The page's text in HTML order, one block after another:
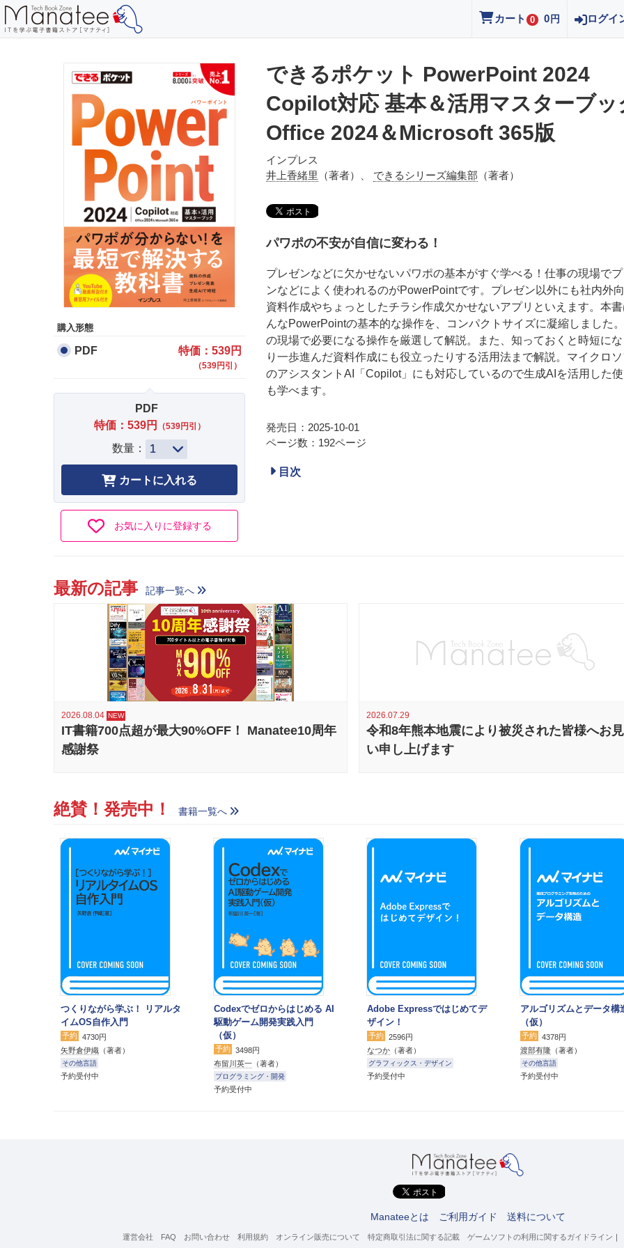
カート 0 0 円 ログイ
購入形態
PDF 特価：539円
（539円引）
PDF
特価：539円
（539円引）
数量：
お気に入りに登録する
できるポケット PowerPoint 2024
Copilot対応 基本＆活用マスターブッ
Office 2024＆Microsoft 365版
インプレス
井上香緒里
（著者）、 できるシリーズ編集部 （著者）
パワポの不安が自信に変わる！
プレゼンなどに欠かせないパワポの基本がすぐ学べる！仕事の現場で
ンなどによく使われるのがPowerPointです。プレゼン以外にも社内外
資料作成やちょっとしたチラシ作成欠かせないアプリといえます。本
んなPowerPointの基本的な操作を、コンパクトサイズに凝縮しました
の現場で必要になる操作を厳選して解説。また、知っておくと時短に
り一歩進んだ資料作成にも役立ったりする活用法まで解説。マイクロ
のアシスタントAI「Copilot」にも対応しているので生成AIを活用した
も学べます。
発売日：2025-10-01
ページ数：192ページ
目次
最新の記事 記事一覧へ
2026.08.04
IT書籍700点超が最大90%OFF！ Manatee10周年
感謝祭
2026.07.29
令和8年熊本地震により被災された皆様へお
い申し上げます
絶賛！発売中！ 書籍一覧へ
つくりながら学ぶ！ リアルタ
イムOS自作入門
予約 4730円
矢野倉伊織 （著者）
その他言語
予約受付中
Codexでゼロからはじめる AI
駆動ゲーム開発実践入門
（仮）
予約 3498円
布留川英一 （著者）
プログラミング・開発
予約受付中
Adobe Expressではじめてデ
ザイン！
予約 2596円
なつか （著者）
グラフィックス・デザイン
予約受付中
アルゴリズムとデータ構
（仮）
予約 4378円
渡部有隆 （著者）
その他言語
予約受付中
Manateeとは ご利用ガイド 送料について
運営会社 FAQ お問い合わせ 利用規約 オンライン販売について 特定商取引法に関する記載 ゲームソフトの利用に関するガイドライン ｜